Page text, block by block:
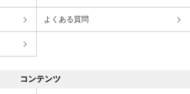
よくある質問
コンテンツ